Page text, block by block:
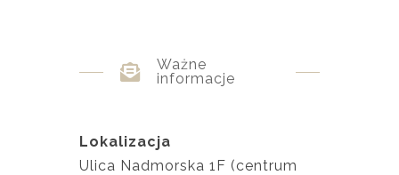
Ważne
informacje
Lokalizacja
Ulica Nadmorska 1F (centrum